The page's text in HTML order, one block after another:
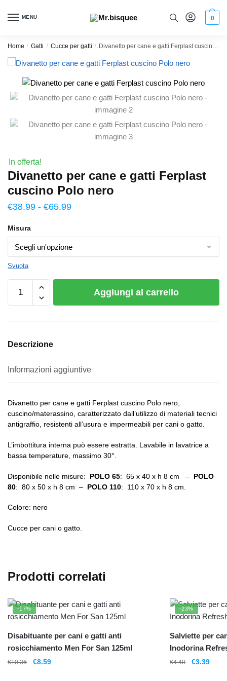
MENU 0
Home / Gatti / Cucce per gatti / Divanetto per cane e gatti Ferplast cuscino Polo nero
In offerta!
Divanetto per cane e gatti Ferplast
cuscino Polo nero
€38.99 - €65.99
Misura
Svuota
Aggiungi al carrello
Descrizione
Informazioni aggiuntive
Divanetto per cane e gatti Ferplast cuscino Polo nero,
cuscino/materassino, caratterizzato dall’utilizzo di materiali tecnici
antigraffio, resistenti all’usura e impermeabili per cani o gatto.
L’imbottitura interna può essere estratta. Lavabile in lavatrice a
bassa temperature, massimo 30°.
Disponibile nelle misure: POLO 65: 65 x 40 x h 8 cm – POLO
80: 80 x 50 x h 8 cm – POLO 110: 110 x 70 x h 8 cm.
Colore: nero
Cucce per cani o gatto.
Prodotti correlati
-17%
Disabituante per cani e gatti anti
rosicchiamento Men For San 125ml
€10.36 €8.59
-23%
Salviette per
Inodorina
€4.40 €3.39